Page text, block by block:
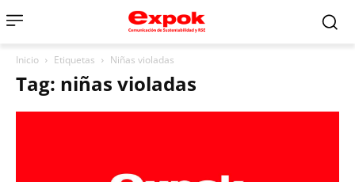
Inicio Etiquetas Niñas violadas
Tag: niñas violadas